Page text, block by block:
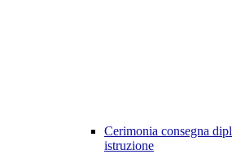
Cerimonia consegna
istruzione